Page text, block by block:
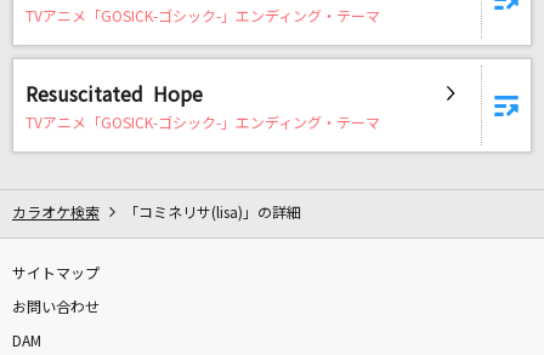
ne! ne! ne!
STARTails☆
絢香
TVアニメ「GOSICK-ゴシック-」エンディング・テーマ
Resuscitated Hope
TVアニメ「GOSICK-ゴシック-」エンディング・テーマ
カラオケ検索 「コミネリサ(lisa)」の詳細
サイトマップ
お問い合わせ
DAM